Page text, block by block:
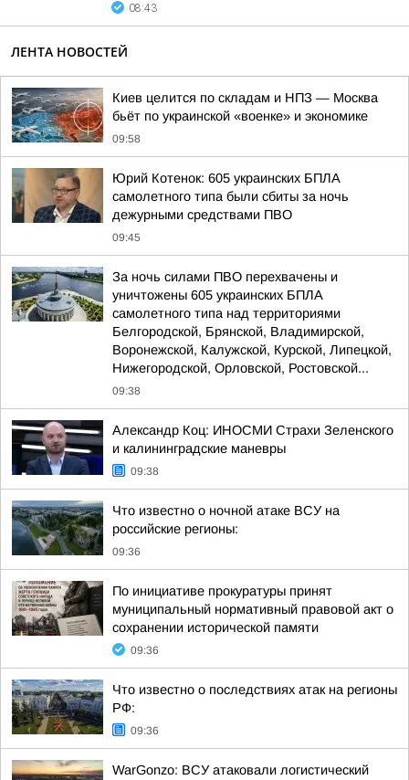
08:43
ЛЕНТА НОВОСТЕЙ
Киев целится по складам и НПЗ — Москва
бьёт по украинской «военке» и экономике
09:58
Юрий Котенок: 605 украинских БПЛА
самолетного типа были сбиты за ночь
дежурными средствами ПВО
09:45
За ночь силами ПВО перехвачены и
уничтожены 605 украинских БПЛА
самолетного типа над территориями
Белгородской, Брянской, Владимирской,
Воронежской, Калужской, Курской, Липецкой,
Нижегородской, Орловской, Ростовской...
09:38
Александр Коц: ИНОСМИ Страхи Зеленского
и калининградские маневры
09:38
Что известно о ночной атаке ВСУ на
российские регионы:
09:36
По инициативе прокуратуры принят
муниципальный нормативный правовой акт о
сохранении исторической памяти
09:36
Что известно о последствиях атак на регионы
РФ:
09:36
WarGonzo: ВСУ атаковали логистический